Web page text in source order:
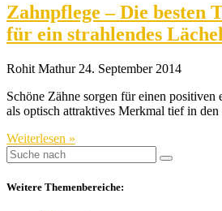
Zahnpflege – Die besten
für ein strahlendes
Rohit Mathur 24. September 2014
Schöne Zähne sorgen für einen positiven
als optisch attraktives Merkmal tief in
Weiterlesen »
Weitere Themenbereiche: